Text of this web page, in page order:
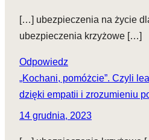
[…] ubezpieczenia na życie
ubezpieczenia krzyżowe […]
Odpowiedz
„Kochani, pomóżcie”. Czyli
dzięki empatii i zrozumieniu
14 grudnia, 2023